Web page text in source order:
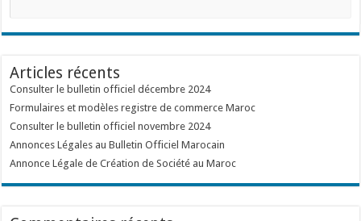
Articles récents
Consulter le bulletin officiel décembre 2024
Formulaires et modèles registre de commerce Maroc
Consulter le bulletin officiel novembre 2024
Annonces Légales au Bulletin Officiel Marocain
Annonce Légale de Création de Société au Maroc